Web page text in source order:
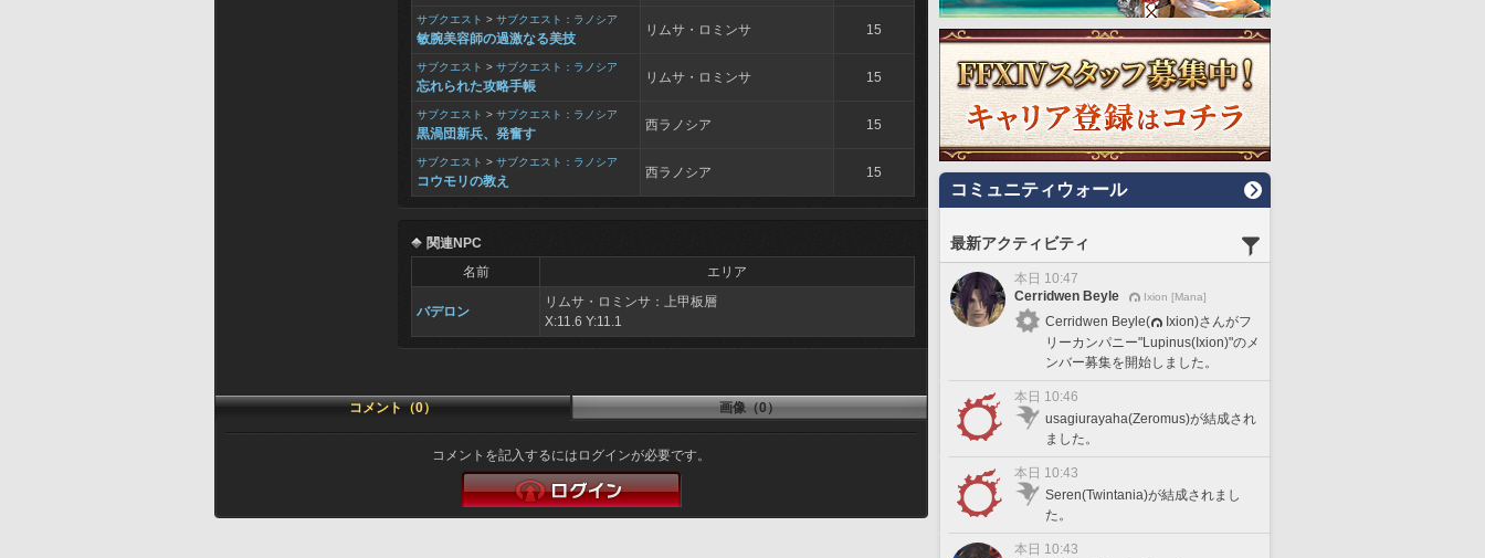
サブクエスト > サブクエスト：ラノシア
敏腕美容師の過激なる美技
リムサ・ロミンサ 15
サブクエスト > サブクエスト：ラノシア
忘れられた攻略手帳
リムサ・ロミンサ 15
サブクエスト > サブクエスト：ラノシア
黒渦団新兵、発奮す
西ラノシア 15
サブクエスト > サブクエスト：ラノシア
コウモリの教え
西ラノシア 15
関連NPC
名前
エリア
バデロン
リムサ・ロミンサ：上甲板層
X:11.6 Y:11.1
コメント（0） 画像（0）
コメントを記入するにはログインが必要です。
コミュニティウォール
最新アクティビティ
本日 10:47
Cerridwen Beyle
Ixion [Mana]
Cerridwen Beyle(
Ixion)さんがフ
リーカンパニー"Lupinus(Ixion)"のメ
ンバー募集を開始しました。
本日 10:46
usagiurayaha(Zeromus)が結成され
ました。
本日 10:43
Seren(Twintania)が結成されまし
た。
本日 10:43